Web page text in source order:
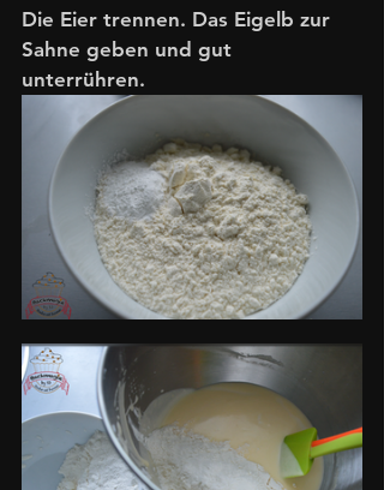
Die Eier trennen. Das Eigelb zur
Sahne geben und gut
unterrühren.